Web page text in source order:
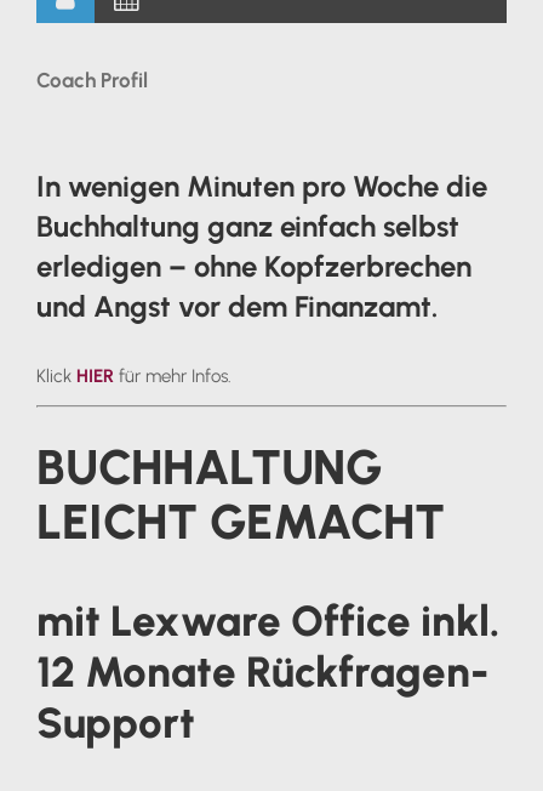
Coach Profil
In wenigen Minuten pro Woche die
Buchhaltung ganz einfach selbst
erledigen – ohne Kopfzerbrechen
und Angst vor dem Finanzamt.
Klick HIER für mehr Infos.
BUCHHALTUNG
LEICHT GEMACHT
mit Lexware Office inkl.
12 Monate Rückfragen-
Support